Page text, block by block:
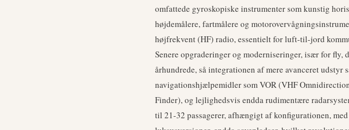
omfattede gyroskopiske instrumenter som kunstig
højdemålere, fartmålere og
højfrekvent (HF) radio, essentielt for luft-til-jord
Senere opgraderinger og moderniseringer, især for fly,
århundrede, så integrationen af mere avanceret
navigationshjælpemidler som VOR (VHF
Finder), og lejlighedsvis endda rudimentære
til 21-32 passagerer, afhængigt af konfigurationen,